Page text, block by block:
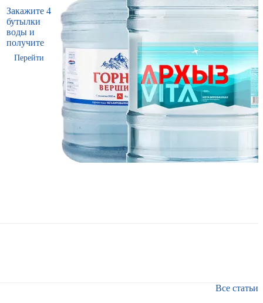
Закажите 4
бутылки
воды и
получите
Перейти
Все статьи